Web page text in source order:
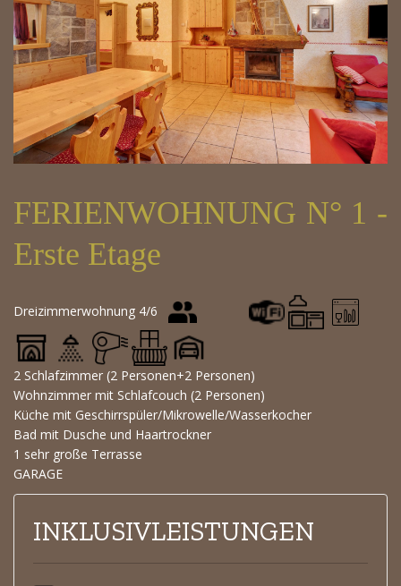
FERIENWOHNUNG N° 1 -
Erste Etage
Dreizimmerwohnung 4/6
2 Schlafzimmer (2 Personen+2 Personen)
Wohnzimmer mit Schlafcouch (2 Personen)
Küche mit Geschirrspüler/Mikrowelle/Wasserkocher
Bad mit Dusche und Haartrockner
1 sehr große Terrasse
GARAGE
INKLUSIVLEISTUNGEN